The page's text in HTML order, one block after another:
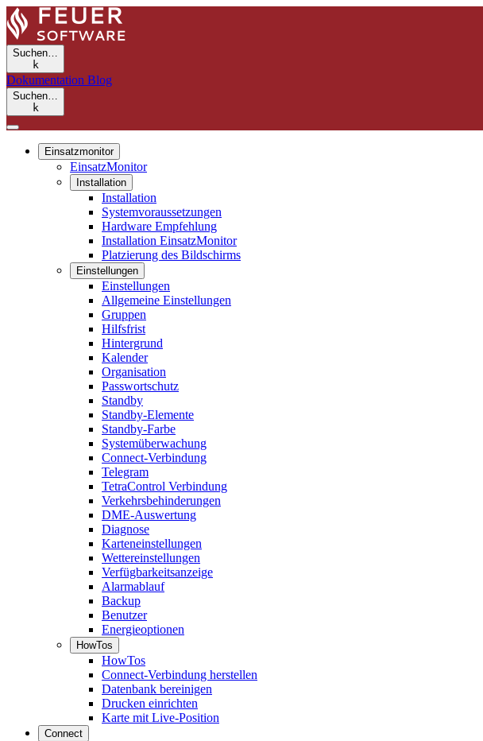
Suchen…
k
Dokumentation Blog
Suchen…
k
Einsatzmonitor
EinsatzMonitor
Installation
Installation
Systemvoraussetzungen
Hardware Empfehlung
Installation EinsatzMonitor
Platzierung des Bildschirms
Einstellungen
Einstellungen
Allgemeine Einstellungen
Gruppen
Hilfsfrist
Hintergrund
Kalender
Organisation
Passwortschutz
Standby
Standby-Elemente
Standby-Farbe
Systemüberwachung
Connect-Verbindung
Telegram
TetraControl Verbindung
Verkehrsbehinderungen
DME-Auswertung
Diagnose
Karteneinstellungen
Wettereinstellungen
Verfügbarkeitsanzeige
Alarmablauf
Backup
Benutzer
Energieoptionen
HowTos
HowTos
Connect-Verbindung herstellen
Datenbank bereinigen
Drucken einrichten
Karte mit Live-Position
Connect